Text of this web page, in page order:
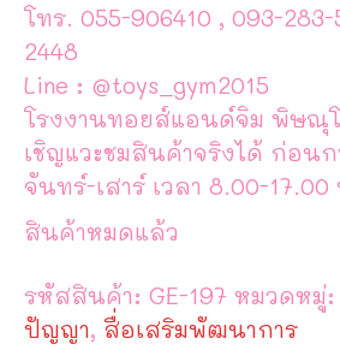
โทร. 055-906410 , 093-
2448
Line : @toys_gym2015
โรงงานทอยส์แอนด์จิม พิษณุ
เชิญแวะชมสินค้าจริงได้ ก่อน
จันทร์-เสาร์ เวลา 8.00-17.00
สินค้าหมดแล้ว
รหัสสินค้า: GE-197 หมวดหมู่:
ปัญญา, สื่อเสริมพัฒนาการ